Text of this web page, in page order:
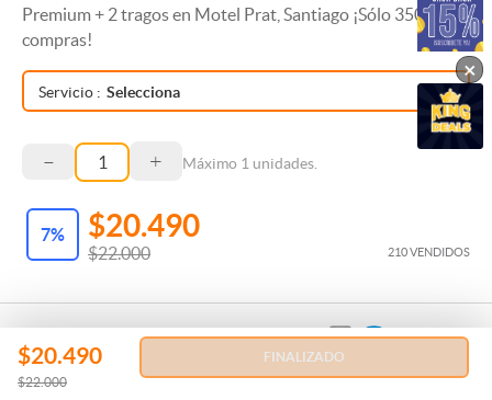
Premium + 2 tragos en Motel Prat, Santiago ¡Sólo 350
compras!
Servicio : Selecciona
– + Máximo 1 unidades.
7% $20.490
$22.000 210 VENDIDOS
$20.490
$22.000
FINALIZADO
×